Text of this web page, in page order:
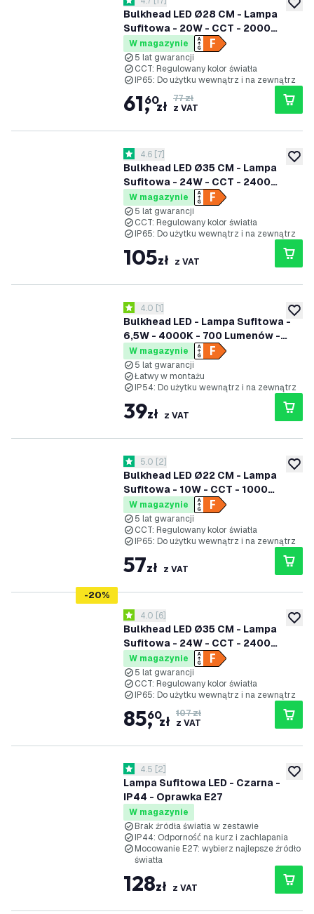
Bulkhead LED Ø28 CM - Lampa
Sufitowa - 20W - CCT - 2000
Lumenów - Czarny - IP65
Wodoodporność - 5 lat gwarancji
4.7 Gwiazdki oceny
W magazynie
5 lat gwarancji
CCT: Regulowany kolor światła
IP65: Do użytku wewnątrz i na zewnątrz
61,
60zł 77 zł
z VAT
Bulkhead LED Ø35 CM - Lampa
Sufitowa - 24W - CCT - 2400
Lumenów - Biały - IP65
Wodoodporność - 5 lat gwarancji
otwórz panel recenzji
4.6 Gwiazdki oceny
4.6 [7]
W magazynie
5 lat gwarancji
CCT: Regulowany kolor światła
IP65: Do użytku wewnątrz i na zewnątrz
105zł z VAT
Bulkhead LED - Lampa Sufitowa -
6,5W - 4000K - 700 Lumenów -
Biały - IP54 Wodoodporność - 5 lat
gwarancji
otwórz panel recenzji
4 Gwiazdki oceny
4.0 [1]
W magazynie
5 lat gwarancji
Łatwy w montażu
IP54: Do użytku wewnątrz i na zewnątrz
39zł z VAT
Bulkhead LED Ø22 CM - Lampa
Sufitowa - 10W - CCT - 1000
Lumenów - Czarny - IP65
Wodoodporność - 5 lat gwarancji
otwórz panel recenzji
5 Gwiazdki oceny
5.0 [2]
W magazynie
5 lat gwarancji
CCT: Regulowany kolor światła
IP65: Do użytku wewnątrz i na zewnątrz
57zł z VAT
-20%
Bulkhead LED Ø35 CM - Lampa
Sufitowa - 24W - CCT - 2400
Lumenów - Czarny - IP65
Wodoodporność - 5 lat gwarancji
otwórz panel recenzji
4 Gwiazdki oceny
4.0 [6]
W magazynie
5 lat gwarancji
CCT: Regulowany kolor światła
IP65: Do użytku wewnątrz i na zewnątrz
85,
60zł 107 zł
z VAT
Lampa Sufitowa LED - Czarna -
IP44 - Oprawka E27
otwórz panel recenzji
4.5 Gwiazdki oceny
4.5 [2]
W magazynie
Brak źródła światła w zestawie
IP44: Odporność na kurz i zachlapania
Mocowanie E27: wybierz najlepsze źródło
światła
128zł z VAT